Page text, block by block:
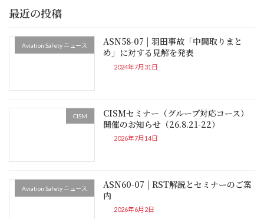
最近の投稿
Aviation Safety ニュース
ASN58-07 | 羽田事故「中間取りまと
め」に対する見解を発表
2024年7月31日
CISM
CISMセミナー（グループ対応コース）
開催のお知らせ（26.8.21-22）
2026年7月14日
Aviation Safety ニュース
ASN60-07 | RST解説とセミナーのご案
内
2026年6月2日